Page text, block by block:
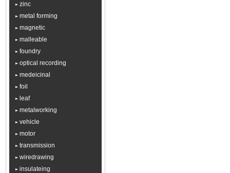
zinc
metal forming
magnetic
malleable
foundry
optical recording
medeicinal
foil
leaf
metalworking
vehicle
motor
transmission
wiredrawing
insulateing